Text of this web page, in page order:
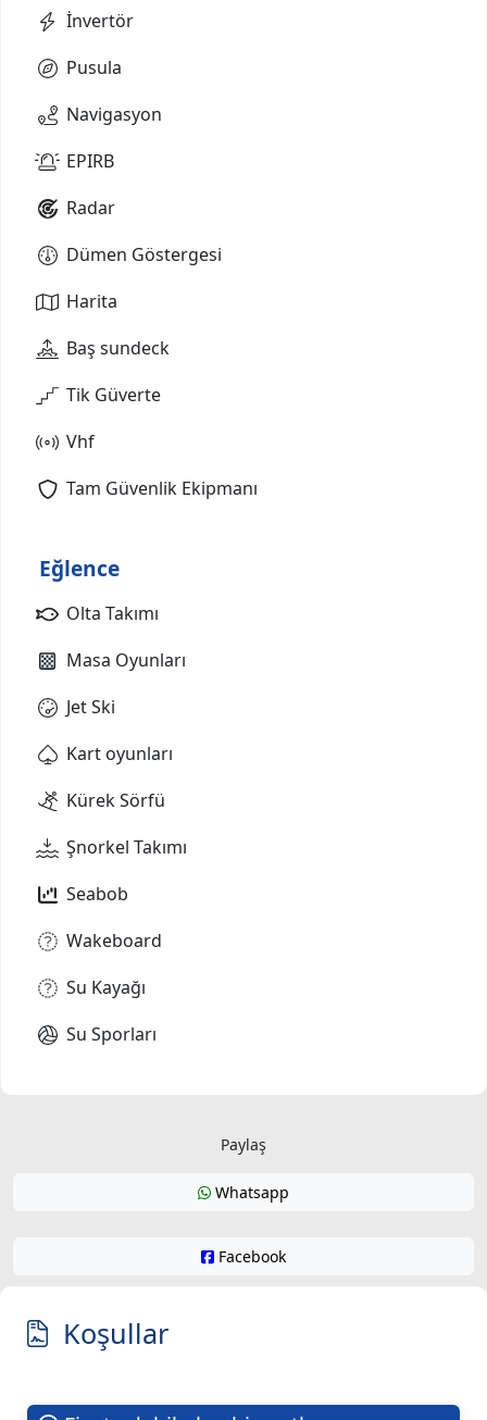
İnvertör
Pusula
Navigasyon
EPIRB
Radar
Dümen Göstergesi
Harita
Baş sundeck
Tik Güverte
Vhf
Tam Güvenlik Ekipmanı
Eğlence
Olta Takımı
Masa Oyunları
Jet Ski
Kart oyunları
Kürek Sörfü
Şnorkel Takımı
Seabob
Wakeboard
Su Kayağı
Su Sporları
Paylaş
Whatsapp
Facebook
Koşullar